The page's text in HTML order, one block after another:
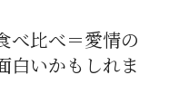
べ比べ＝愛情の
白いかもしれま